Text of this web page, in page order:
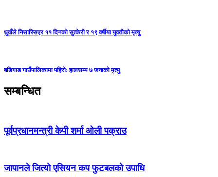
धुवाँले निसास्सिएर ११ दिनको सुत्केरी र १९ वर्षीया युवतीको मृत्यु
बडिगाड गाउँपालिकामा पहिरो: हालसम्म ७ जनाको मृत्यु
सम्बन्धित
पूर्वप्रधानमन्त्री केपी शर्मा ओली पक्राउ
जापानले जित्यो एसियन कप फुटबलको उपाधि